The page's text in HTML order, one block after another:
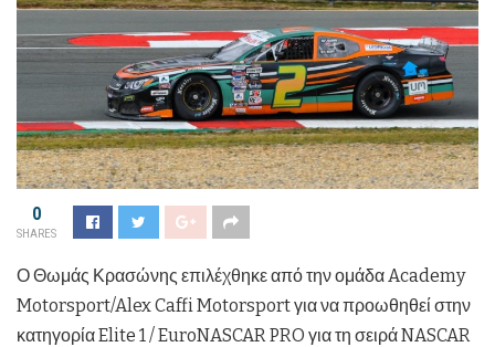
0
SHARES
Ο Θωμάς Κρασώνης επιλέχθηκε από την ομάδα Academy
Motorsport/Alex Caffi Motorsport για να προωθηθεί στην
κατηγορία Elite 1 / EuroNASCAR PRO για τη σειρά NASCAR